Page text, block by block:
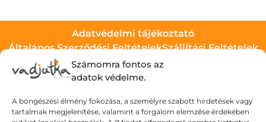
Számomra fontos az
adatok védelme.
A böngészési élmény fokozása, a személyre szabott hirdetések vagy
tartalmak megjelenítése, valamint a forgalom elemzése érdekében
Adatvédelmi tájékoztató
Általános Szerződési FeltételekSzállítási Feltételek
© Wild Judit. Minden jog fenntartva.